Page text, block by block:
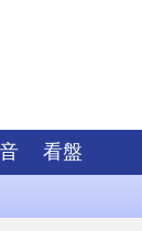
看盤